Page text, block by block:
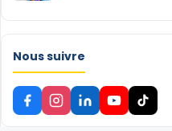
Nous suivre